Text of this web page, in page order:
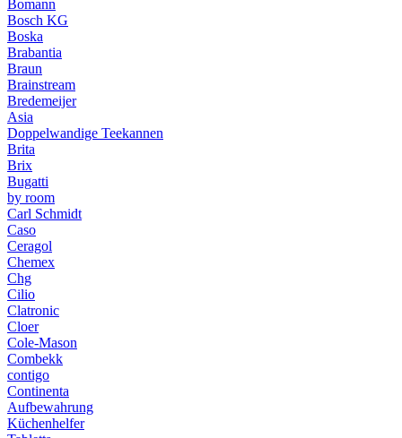
Bomann
Bosch KG
Boska
Brabantia
Braun
Brainstream
Bredemeijer
Asia
Doppelwandige Teekannen
Brita
Brix
Bugatti
by room
Carl Schmidt
Caso
Ceragol
Chemex
Chg
Cilio
Clatronic
Cloer
Cole-Mason
Combekk
contigo
Continenta
Aufbewahrung
Küchenhelfer